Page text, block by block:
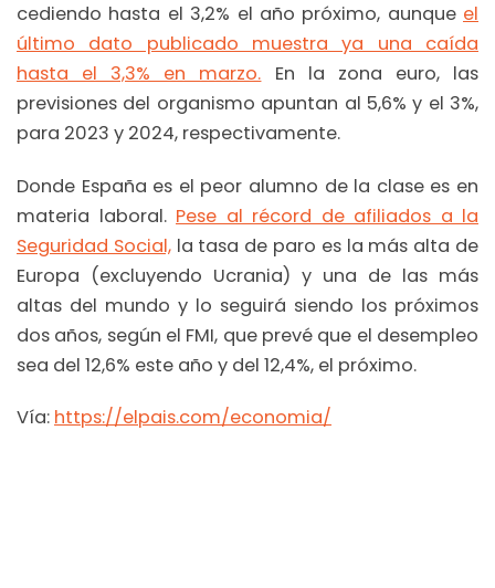
cediendo hasta el 3,2% el año próximo, aunque el
último dato publicado muestra ya una caída
hasta el 3,3% en marzo. En la zona euro, las
previsiones del organismo apuntan al 5,6% y el 3%,
para 2023 y 2024, respectivamente.
Donde España es el peor alumno de la clase es en
materia laboral. Pese al récord de afiliados a la
Seguridad Social,la tasa de paro es la más alta de
Europa (excluyendo Ucrania) y una de las más
altas del mundo y lo seguirá siendo los próximos
dos años, según el FMI, que prevé que el desempleo
sea del 12,6% este año y del 12,4%, el próximo.
Vía: https://elpais.com/economia/